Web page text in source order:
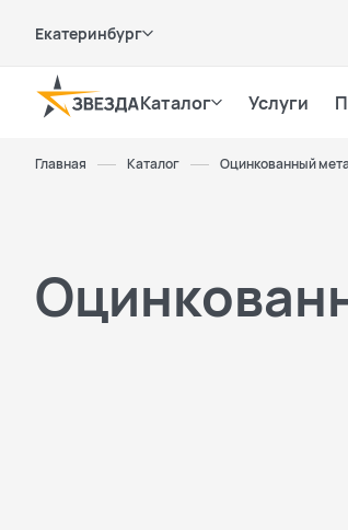
Екатеринбург
Каталог Услуги
Главная Каталог Оцинкованный